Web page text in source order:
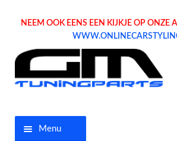
NEEM OOK EENS EEN KIJKJE OP ONZE
Menu